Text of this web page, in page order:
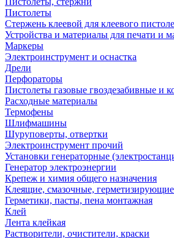
Пистолеты
Стержень клеевой для клеевого
Устройства и материалы для печати и
Маркеры
Электроинструмент и оснастка
Дрели
Перфораторы
Пистолеты газовые гвоздезабивные и
Расходные материалы
Термофены
Шлифмашины
Шуруповерты, отвертки
Электроинструмент прочий
Установки генераторные
Генератор электроэнергии
Крепеж и химия общего назначения
Клеящие, смазочные,
Герметики, пасты, пена монтажная
Клей
Лента клейкая
Растворители, очистители, краски